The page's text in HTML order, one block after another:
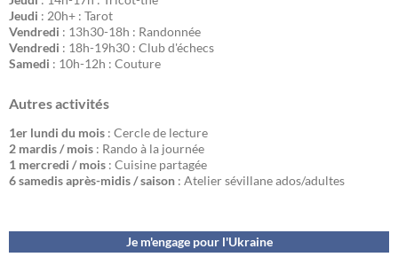
Jeudi : 20h+ : Tarot
Vendredi : 13h30-18h : Randonnée
Vendredi : 18h-19h30 : Club d'échecs
Samedi : 10h-12h : Couture
Autres activités
1er lundi du mois : Cercle de lecture
2 mardis / mois : Rando à la journée
1 mercredi / mois : Cuisine partagée
6 samedis après-midis / saison : Atelier sévillane ados/adultes
Je m'engage pour l'Ukraine